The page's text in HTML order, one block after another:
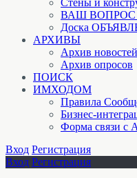
ВАШ ВОПРОС
Доска
АРХИВЫ
Архив новостей
Архив опросов
ПОИСК
ИМХОДОМ
Правила
Бизнес-
Форма связи с
Вход Регистрация
Вход Регистрация